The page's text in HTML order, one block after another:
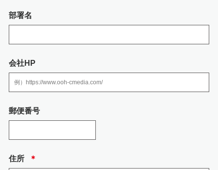
弊社の業務の全部または一部を外部に業務委託する際、弊社は、個人情報を
4.個人情報を提供される事の任意性について
る可能性がありますので予めご了承ください。
部署名
会社HP
郵便番号
住所 ＊